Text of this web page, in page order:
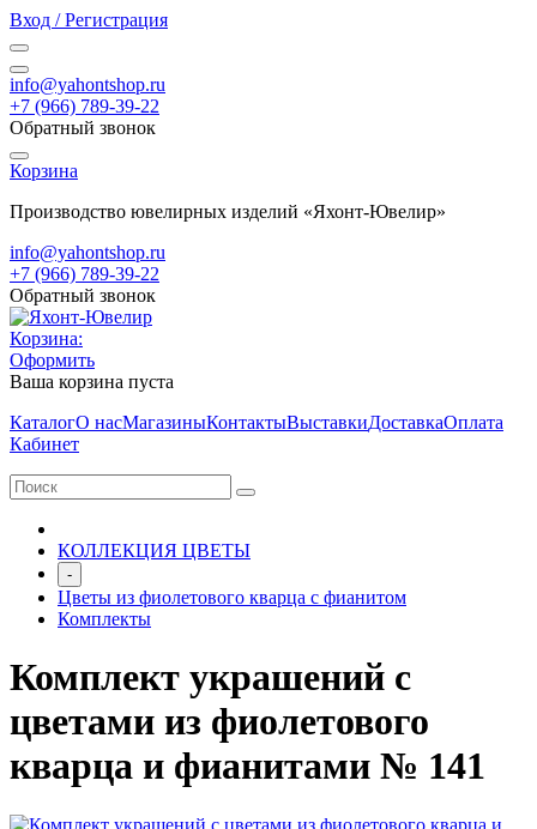
Вход / Регистрация
info@yahontshop.ru
+7 (966) 789-39-22
Обратный звонок
Корзина
Производство ювелирных изделий «Яхонт-Ювелир»
info@yahontshop.ru
+7 (966) 789-39-22
Обратный звонок
Корзина:
Оформить
Ваша корзина пуста
КаталогО насМагазиныКонтактыВыставкиДоставкаОплата
Кабинет
КОЛЛЕКЦИЯ ЦВЕТЫ
-
Цветы из фиолетового кварца с фианитом
Комплекты
Комплект украшений с
цветами из фиолетового
кварца и фианитами № 141